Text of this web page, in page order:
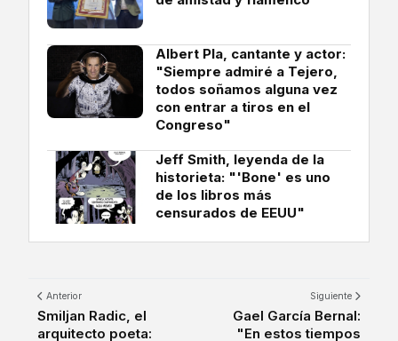
Albert Pla, cantante y actor:
"Siempre admiré a Tejero,
todos soñamos alguna vez
con entrar a tiros en el
Congreso"
Jeff Smith, leyenda de la
historieta: "'Bone' es uno
de los libros más
censurados de EEUU"
Anterior
Smiljan Radic, el
arquitecto poeta:
Siguiente
Gael García Bernal:
"En estos tiempos